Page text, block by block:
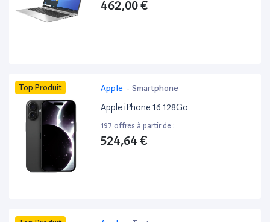
462,00 €
Top Produit Apple - Smartphone
Apple iPhone 16 128Go
197 offres à partir de :
524,64 €